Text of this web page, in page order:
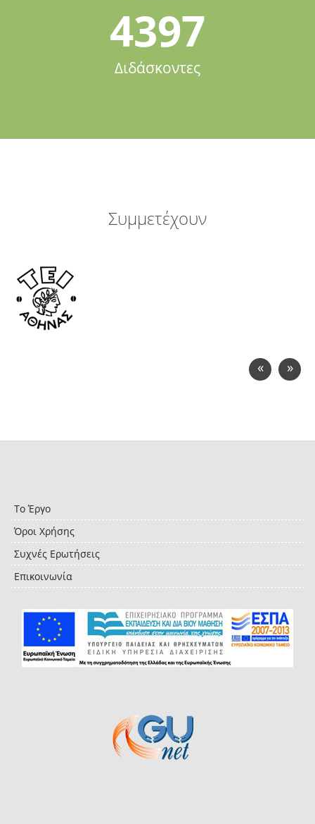
4397
Διδάσκοντες
Συμμετέχουν
« »
Το Έργο
Όροι Χρήσης
Συχνές Ερωτήσεις
Επικοινωνία